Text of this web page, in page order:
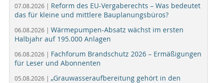
07.08.2026 | Reform des EU-Vergaberechts – Was bedeutet
das für kleine und mittlere Bauplanungsbüros?
06.08.2026 | Wärmepumpen-Absatz wächst im ersten
Halbjahr auf 195.000 Anlagen
06.08.2026 | Fachforum Brandschutz 2026 – Ermäßigungen
für Leser und Abonnenten
05.08.2026 | „Grauwasseraufbereitung gehört in den